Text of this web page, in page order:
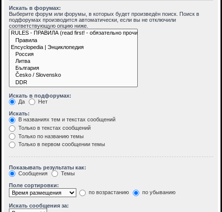
Искать в форумах:
Выберите форум или форумы, в которых будет произведён поиск. Поиск в
подфорумах производится автоматически, если вы не отключили
соответствующую опцию ниже.
Искать в подфорумах:
Да
Нет
Искать:
В названиях тем и текстах сообщений
Только в текстах сообщений
Только по названию темы
Только в первом сообщении темы
Показывать результаты как:
Сообщения
Темы
Поле сортировки:
по возрастанию
по убыванию
Искать сообщения за: